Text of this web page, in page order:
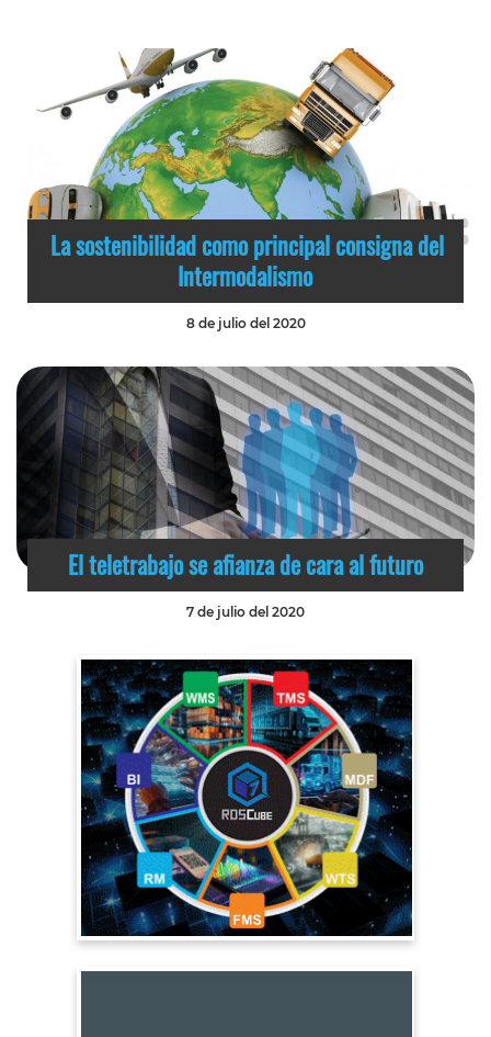
La sostenibilidad como principal consigna del
Intermodalismo
8 de julio del 2020
El teletrabajo se afianza de cara al futuro
7 de julio del 2020